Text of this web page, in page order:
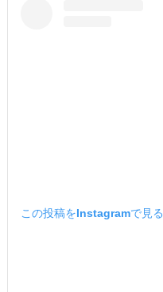
この投稿をInstagramで見る